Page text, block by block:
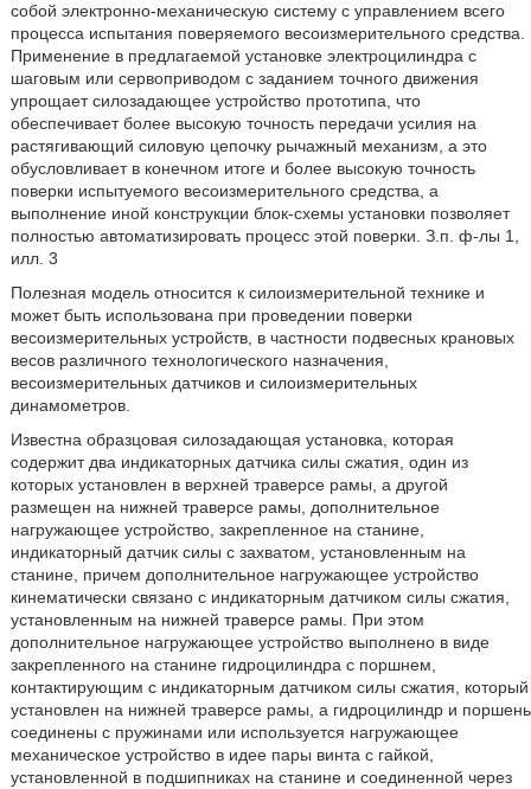
собой электронно-механическую систему с управлением всего
процесса испытания поверяемого весоизмерительного средства.
Применение в предлагаемой установке электроцилиндра с
шаговым или сервоприводом с заданием точного движения
упрощает силозадающее устройство прототипа, что
обеспечивает более высокую точность передачи усилия на
растягивающий силовую цепочку рычажный механизм, а это
обусловливает в конечном итоге и более высокую точность
поверки испытуемого весоизмерительного средства, а
выполнение иной конструкции блок-схемы установки позволяет
полностью автоматизировать процесс этой поверки. З.п. ф-лы 1,
илл. 3
Полезная модель относится к силоизмерительной технике и
может быть использована при проведении поверки
весоизмерительных устройств, в частности подвесных крановых
весов различного технологического назначения,
весоизмерительных датчиков и силоизмерительных
динамометров.
Известна образцовая силозадающая установка, которая
содержит два индикаторных датчика силы сжатия, один из
которых установлен в верхней траверсе рамы, а другой
размещен на нижней траверсе рамы, дополнительное
нагружающее устройство, закрепленное на станине,
индикаторный датчик силы с захватом, установленным на
станине, причем дополнительное нагружающее устройство
кинематически связано с индикаторным датчиком силы сжатия,
установленным на нижней траверсе рамы. При этом
дополнительное нагружающее устройство выполнено в виде
закрепленного на станине гидроцилиндра с поршнем,
контактирующим с индикаторным датчиком силы сжатия, который
установлен на нижней траверсе рамы, а гидроцилиндр и поршень
соединены с пружинами или используется нагружающее
механическое устройство в идее пары винта с гайкой,
установленной в подшипниках на станине и соединенной через